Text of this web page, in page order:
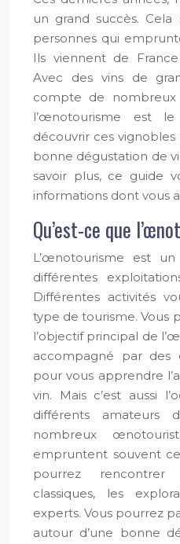
un grand succès.
personnes qui
Ils viennent de
Avec des vins de
compte de nombreux
l’œnotourisme est
découvrir ces
bonne dégustation de
savoir plus, ce guide
informations dont vous
Qu’est-ce que
L’œnotourisme est
différentes
Différentes activités
type de tourisme. Vous
l’objectif principal de
accompagné par des
pour vous apprendre
vin. Mais c’est aussi
différents
nombreux
empruntent souvent
pourrez
classiques, les
experts. Vous pourrez
autour d’une bonne